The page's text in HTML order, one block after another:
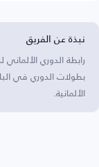
نبذة عن الفريق
رابطة الدوري
بطولات الدوري في
الألمانية.